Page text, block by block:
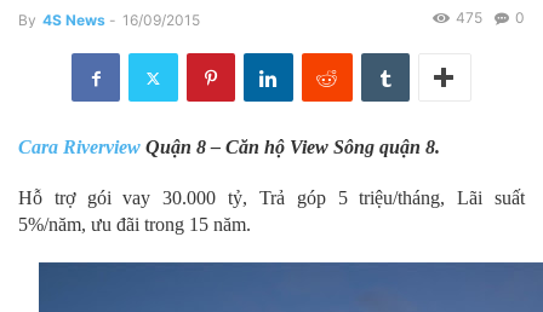
By 4S News - 16/09/2015 0
475
Cara Riverview Quận 8 – Căn hộ View Sông quận 8.
Hỗ trợ gói vay 30.000 tỷ, Trả góp 5 triệu/tháng, Lãi suất
5%/năm, ưu đãi trong 15 năm.